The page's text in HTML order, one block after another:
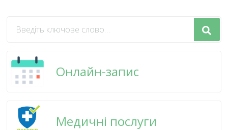
щось?
Онлайн-запис
Медичні послуги